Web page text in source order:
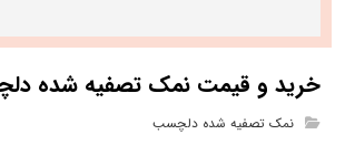
خرید و قیمت نمک تصفیه شده
نمک تصفیه شده دلچسب